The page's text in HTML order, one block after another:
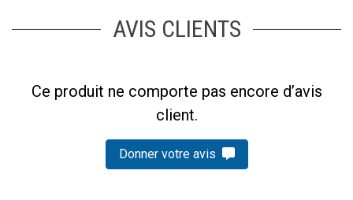
AVIS CLIENTS
Ce produit ne comporte pas encore d’avis
client.
Donner votre avis